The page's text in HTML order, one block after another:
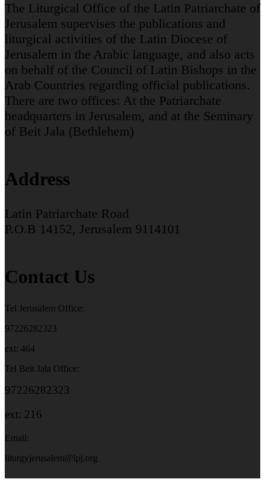
The Liturgical Office of the Latin Patriarchate of
Jerusalem supervises the publications and
liturgical activities of the Latin Diocese of
Jerusalem in the Arabic language, and also acts
on behalf of the Council of Latin Bishops in the
Arab Countries regarding official publications.
There are two offices: At the Patriarchate
headquarters in Jerusalem, and at the Seminary
of Beit Jala (Bethlehem)
Address
Latin Patriarchate Road
P.O.B 14152, Jerusalem 9114101
Contact Us
Tel Jerusalem Office:
97226282323
ext: 464
Tel Beit Jala Office:
97226282323
ext: 216
Email:
liturgyjerusalem@lpj.org